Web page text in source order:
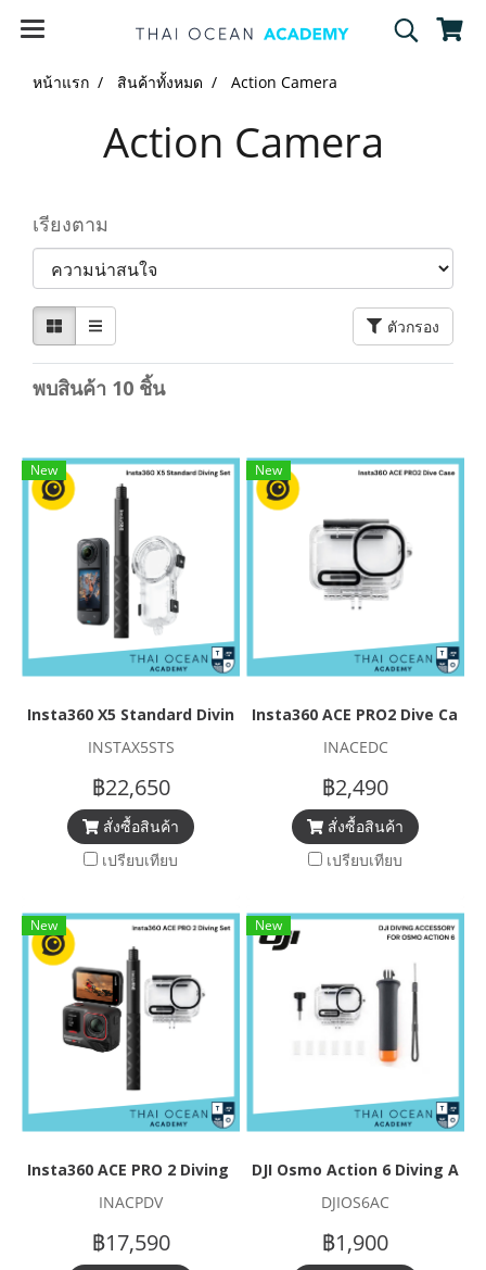
หน้าแรก สินค้าทั้งหมด Action Camera
Action Camera
เรียงตาม
ตัวกรอง
พบสินค้า 10 ชิ้น
New
Insta360 X5 Standard Diving Set
INSTAX5STS
฿22,650
สั่งซื้อสินค้า
เปรียบเทียบ
New
Insta360 ACE PRO2 Dive Case
INACEDC
฿2,490
สั่งซื้อสินค้า
เปรียบเทียบ
New
Insta360 ACE PRO 2 Diving Set
INACPDV
฿17,590
New
DJI Osmo Action 6 Diving
DJIOS6AC
฿1,900